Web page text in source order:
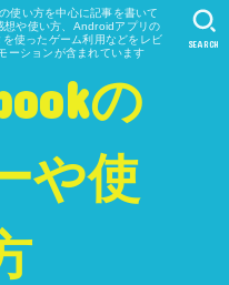
使い方を中心に記事を書いて
や使い方、Androidアプリの
使ったゲーム利用などをレビ
ーションが含まれています
の
や使
SEARCH